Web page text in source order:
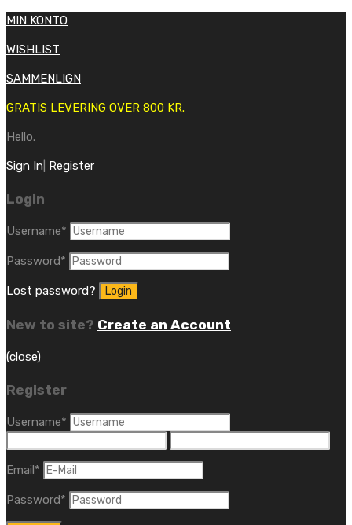
MIN KONTO
WISHLIST
SAMMENLIGN
GRATIS LEVERING OVER 800 KR.
Hello.
Sign In Register
Login
Username*
Password*
Lost password?
New to site? Create an Account
(close)
Register
Username*
Email*
Password*